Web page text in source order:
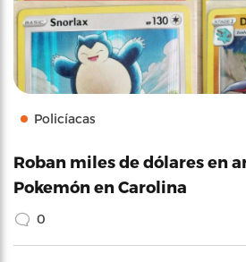
Policíacas
Roban miles de dólares en
Pokemón en Carolina
0